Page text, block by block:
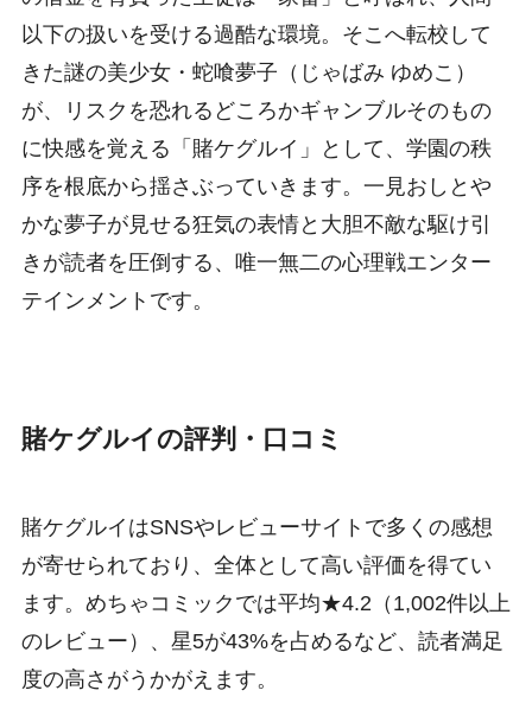
以下の扱いを受ける過酷な環境。そこへ転校して
きた謎の美少女・蛇喰夢子（じゃばみ ゆめこ）
が、リスクを恐れるどころかギャンブルそのもの
に快感を覚える「賭ケグルイ」として、学園の秩
序を根底から揺さぶっていきます。一見おしとや
かな夢子が見せる狂気の表情と大胆不敵な駆け引
きが読者を圧倒する、唯一無二の心理戦エンター
テインメントです。
賭ケグルイの評判・口コミ
賭ケグルイはSNSやレビューサイトで多くの感想
が寄せられており、全体として高い評価を得てい
ます。めちゃコミックでは平均★4.2（1,002件以上
のレビュー）、星5が43%を占めるなど、読者満足
度の高さがうかがえます。